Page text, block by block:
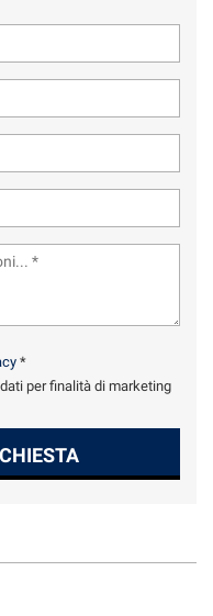
*
per finalità di marketing
utente